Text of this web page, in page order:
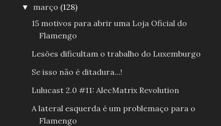
▼ março (128)
15 motivos para abrir uma Loja Oficial do
Flamengo
Lesões dificultam o trabalho do Luxemburgo
Se isso não é ditadura...!
Lulucast 2.0 #11: AlecMatrix Revolution
A lateral esquerda é um problemaço para o
Flamengo